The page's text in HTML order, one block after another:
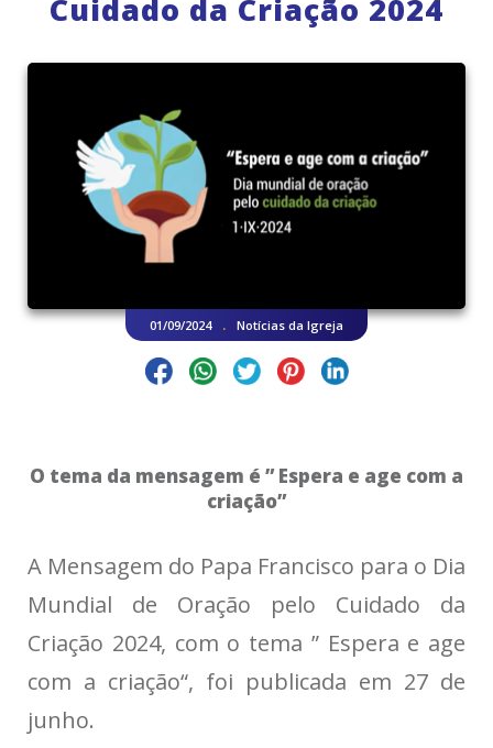
Cuidado da Criação 2024
01/09/2024 . Notícias da Igreja
O tema da mensagem é ” Espera e age com a
criação”
A Mensagem do Papa Francisco para o Dia
Mundial de Oração pelo Cuidado da
Criação 2024, com o tema ” Espera e age
com a criação“, foi publicada em 27 de
junho.